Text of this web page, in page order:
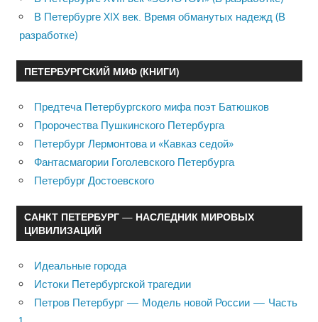
В Петербурге XIX век. Время обманутых надежд (В
разработке)
ПЕТЕРБУРГСКИЙ МИФ (КНИГИ)
Предтеча Петербургского мифа поэт Батюшков
Пророчества Пушкинского Петербурга
Петербург Лермонтова и «Кавказ седой»
Фантасмагории Гоголевского Петербурга
Петербург Достоевского
САНКТ ПЕТЕРБУРГ — НАСЛЕДНИК МИРОВЫХ
ЦИВИЛИЗАЦИЙ
Идеальные города
Истоки Петербургской трагедии
Петров Петербург — Модель новой России — Часть